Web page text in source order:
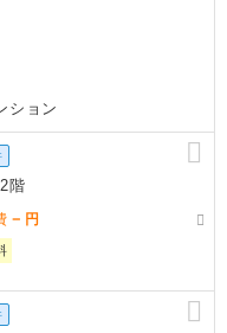
ション
階
－ 円